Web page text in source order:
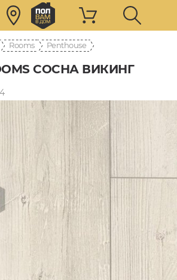
Rooms Penthouse
СОСНА ВИКИНГ